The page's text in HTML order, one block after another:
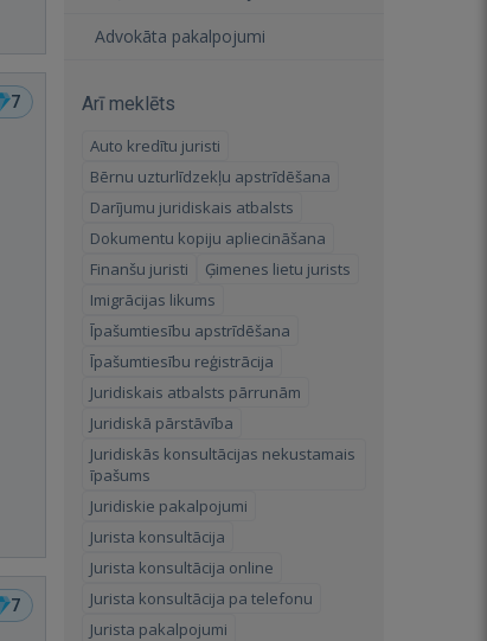
7
7
Advokāta pakalpojumi
Arī meklēts
Auto kredītu juristi
Bērnu uzturlīdzekļu apstrīdēšana
Darījumu juridiskais atbalsts
Dokumentu kopiju apliecināšana
Finanšu juristi
Ģimenes lietu jurists
Imigrācijas likums
Īpašumtiesību apstrīdēšana
Īpašumtiesību reģistrācija
Juridiskais atbalsts pārrunām
Juridiskā pārstāvība
Juridiskās konsultācijas nekustamais
īpašums
Juridiskie pakalpojumi
Jurista konsultācija
Jurista konsultācija online
Jurista konsultācija pa telefonu
Jurista pakalpojumi